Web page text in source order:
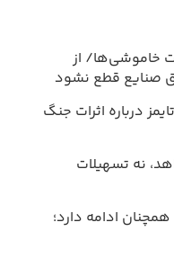
خاموشی‌ها/ از
صنایع قطع نشود
درباره اثرات جنگ
نه تسهیلات
ادامه دارد؛